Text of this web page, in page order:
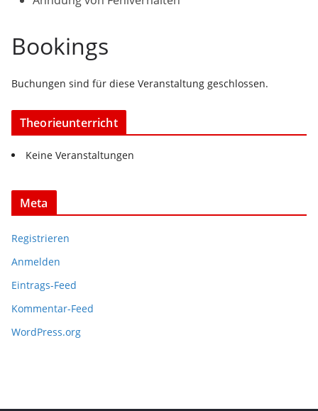
Bookings
Buchungen sind für diese Veranstaltung geschlossen.
Theorieunterricht
Keine Veranstaltungen
Meta
Registrieren
Anmelden
Eintrags-Feed
Kommentar-Feed
WordPress.org